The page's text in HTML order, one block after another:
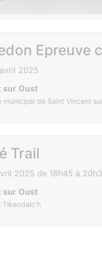
Epreuve
2025
sur Oust
municipal de Saint Vincent
Trail
2025 de 18h45 à
sur Oust
Tikendalc’h